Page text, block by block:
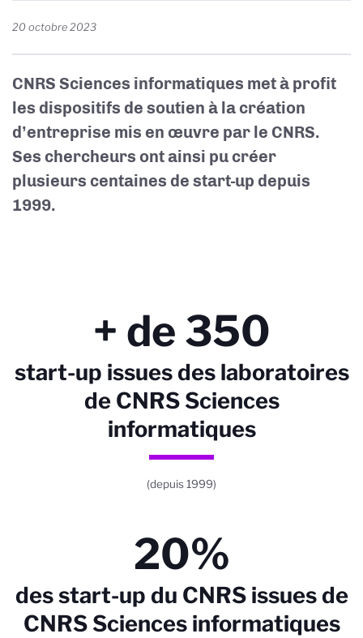
20 octobre 2023
CNRS Sciences informatiques met à profit
les dispositifs de soutien à la création
d’entreprise mis en œuvre par le CNRS.
Ses chercheurs ont ainsi pu créer
plusieurs centaines de start-up depuis
1999.
+ de 350
start-up issues des laboratoires
de CNRS Sciences
informatiques
(depuis 1999)
20%
des start-up du CNRS issues de
CNRS Sciences informatiques